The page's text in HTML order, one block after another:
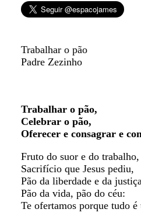
Trabalhar o pão
Padre Zezinho
Trabalhar o pão,
Celebrar o pão,
Oferecer e consagrar e
Fruto do suor e do trabalho,
Sacrifício que Jesus pediu,
Pão da liberdade e da
Pão da vida, pão do céu:
Te ofertamos porque tudo é